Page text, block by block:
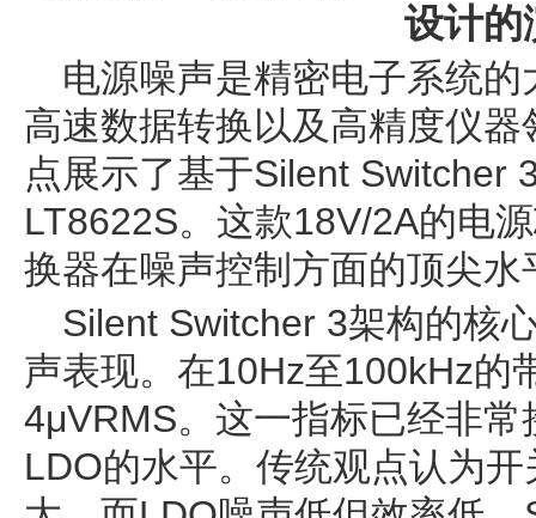
设计的
电源噪声是精密电子系统
高速数据转换以及高精度仪
点展示了基于Silent Switcher
LT8622S。这款18V/2A的电
换器在噪声控制方面的顶尖水
Silent Switcher 3架构的核
声表现。在10Hz至100kHz的
4μVRMS。这一指标已经非
LDO的水平。传统观点认为